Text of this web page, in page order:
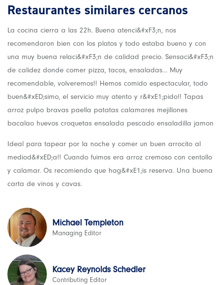
Restaurantes similares cercanos
La cocina cierra a las 22h. Buena atenci&#xF3;n, nos
recomendaron bien con los platos y todo estaba bueno y con
una muy buena relaci&#xF3;n de calidad precio. Sensaci&#xF3;n
de calidez donde comer pizza, tacos, ensaladas… Muy
recomendable, volveremos!! Hemos comido espectacular, todo
buen&#xED;simo, el servicio muy atento y r&#xE1;pido!! Tapas
arroz pulpo bravas paella patatas calamares mejillones
bacalao huevos croquetas ensalada pescado ensaladilla jamon
Ideal para tapear por la noche y comer un buen arrocito al
mediod&#xED;a!! Cuando fuimos era arroz cremoso con centollo
y calamar. Os recomiendo que hag&#xE1;is reserva. Una buena
carta de vinos y cavas.
Michael Templeton
Managing Editor
Kacey Reynolds Schedler
Contributing Editor